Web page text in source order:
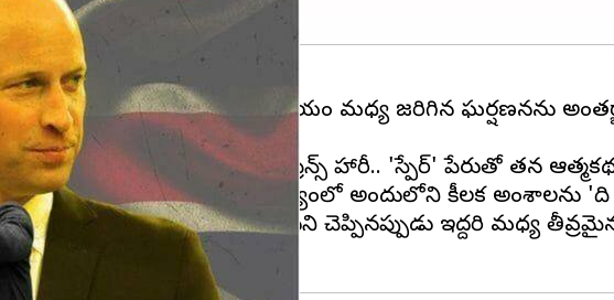
వచ్చింది. ప్రిన్స్ హ్యారీ, విలియం మధ్య జరిగిన ఘర్షణనను
జీవితాన్ని గడుపుతున్న ప్రిన్స్ హారీ.. 'స్పేర్' పేరుతో తన
స్పేర్ విడుదల కానున్న నేపథ్యంలో అందులోని కీలక అంశాలను 'ది
మేఘన్‌‌ను పెళ్లి చేసుకుంటానని చెప్పినప్పుడు ఇద్దరి మధ్య